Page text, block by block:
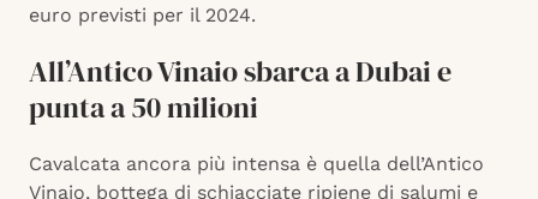
euro previsti per il 2024.
All’Antico Vinaio sbarca a Dubai e
punta a 50 milioni
Cavalcata ancora più intensa è quella dell’Antico
Vinaio, bottega di schiacciate ripiene di salumi e